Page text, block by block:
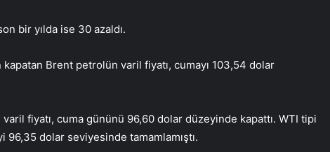
bir yılda ise 30 azaldı.
Brent petrolün varil fiyatı, cumayı 103,54 dolar
fiyatı, cuma gününü 96,60 dolar düzeyinde kapattı. WTI tipi
dolar seviyesinde tamamlamıştı.